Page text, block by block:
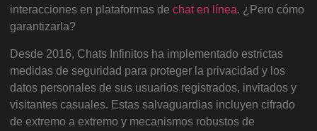
interacciones en plataformas de chat en línea. ¿Pero cómo
garantizarla?
Desde 2016, Chats Infinitos ha implementado estrictas
medidas de seguridad para proteger la privacidad y los
datos personales de sus usuarios registrados, invitados y
visitantes casuales. Estas salvaguardias incluyen cifrado
de extremo a extremo y mecanismos robustos de